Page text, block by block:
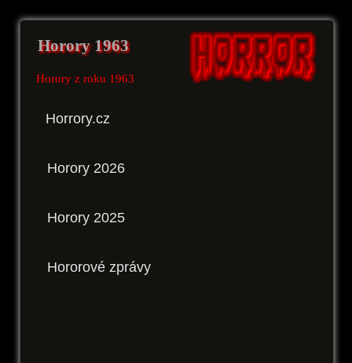
Horory 1963
Horory z roku 1963
Horrory.cz
Horory 2026
Horory 2025
Hororové zprávy